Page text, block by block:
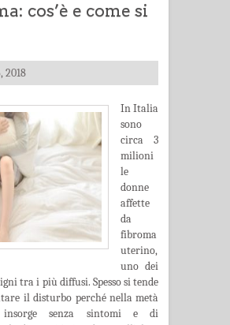
cos’è e come si
2018
In Italia
sono
circa 3
milioni
le
donne
affette
da
fibroma
uterino,
uno dei
tra i più diffusi. Spesso si tende
il disturbo perché nella metà
senza sintomi e di